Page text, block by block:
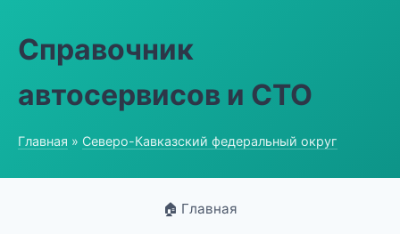
Справочник
автосервисов и СТО
Главная » Северо-Кавказский федеральный округ
🏠 Главная